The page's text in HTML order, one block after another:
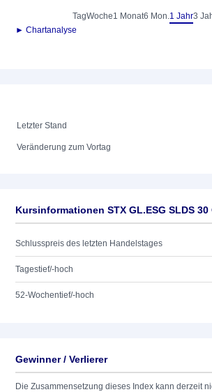
TagWoche1 Monat6 Mon.1 Jahr3
► Chartanalyse
Letzter Stand
Veränderung zum Vortag
Kursinformationen STX GL.ESG SLDS 30
Schlusspreis des letzten Handelstages
Tagestief/-hoch
52-Wochentief/-hoch
Gewinner / Verlierer
Die Zusammensetzung dieses Index kann derzeit